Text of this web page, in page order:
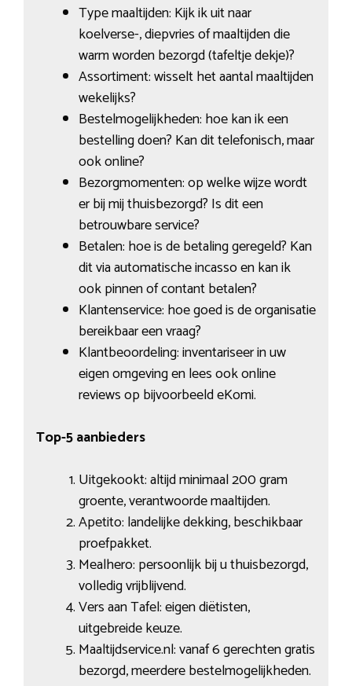
Type maaltijden: Kijk ik uit naar
koelverse-, diepvries of maaltijden die
warm worden bezorgd (tafeltje dekje)?
Assortiment: wisselt het aantal maaltijden
wekelijks?
Bestelmogelijkheden: hoe kan ik een
bestelling doen? Kan dit telefonisch, maar
ook online?
Bezorgmomenten: op welke wijze wordt
er bij mij thuisbezorgd? Is dit een
betrouwbare service?
Betalen: hoe is de betaling geregeld? Kan
dit via automatische incasso en kan ik
ook pinnen of contant betalen?
Klantenservice: hoe goed is de organisatie
bereikbaar een vraag?
Klantbeoordeling: inventariseer in uw
eigen omgeving en lees ook online
reviews op bijvoorbeeld eKomi.
Top-5 aanbieders
Uitgekookt: altijd minimaal 200 gram
groente, verantwoorde maaltijden.
Apetito: landelijke dekking, beschikbaar
proefpakket.
Mealhero: persoonlijk bij u thuisbezorgd,
volledig vrijblijvend.
Vers aan Tafel: eigen diëtisten,
uitgebreide keuze.
Maaltijdservice.nl: vanaf 6 gerechten gratis
bezorgd, meerdere bestelmogelijkheden.